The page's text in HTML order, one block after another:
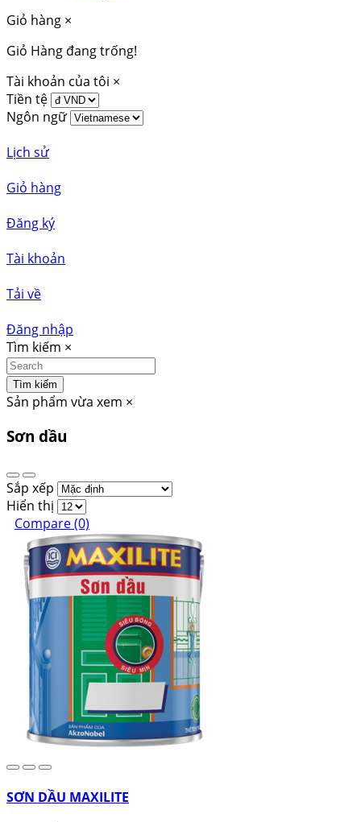
Giỏ hàng ×
Giỏ Hàng đang trống!
Tài khoản của tôi ×
Tiền tệ
Ngôn ngữ
Lịch sử
Giỏ hàng
Đăng ký
Tài khoản
Tải về
Đăng nhập
Tìm kiếm ×
Tìm kiếm
Sản phẩm vừa xem ×
Sơn dầu
Sắp xếp
Hiển thị
Compare (0)
SƠN DẦU MAXILITE